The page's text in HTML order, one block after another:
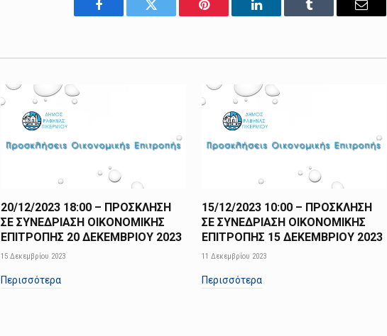
Facebook Twitter Pinterest LinkedIn Tumblr Email
20/12/2023 18:00 – ΠΡΟΣΚΛΗΣΗ
ΣΕ ΣΥΝΕΔΡΙΑΣΗ ΟΙΚΟΝΟΜΙΚΗΣ
ΕΠΙΤΡΟΠΗΣ 20 ΔΕΚΕΜΒΡΙΟΥ 2023
15 Δεκεμβρίου 2023
Περισσότερα
15/12/2023 10:00 – ΠΡΟΣΚΛΗΣΗ
ΣΕ ΣΥΝΕΔΡΙΑΣΗ ΟΙΚΟΝΟΜΙΚΗΣ
ΕΠΙΤΡΟΠΗΣ 15 ΔΕΚΕΜΒΡΙΟΥ 2023
11 Δεκεμβρίου 2023
Περισσότερα